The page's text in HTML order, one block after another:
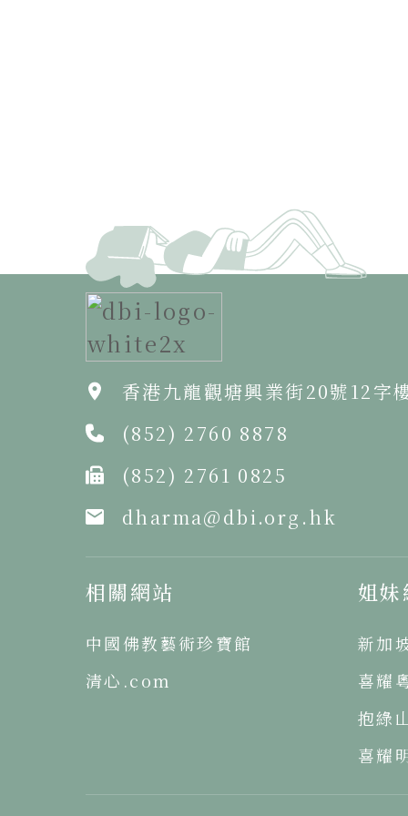
香港九龍觀塘興業街20號12字
(852) 2760 8878
(852) 2761 0825
dharma@dbi.org.hk
相關網站
中國佛教藝術珍寶館
清心.com
姐
新加
喜耀
抱綠
喜耀